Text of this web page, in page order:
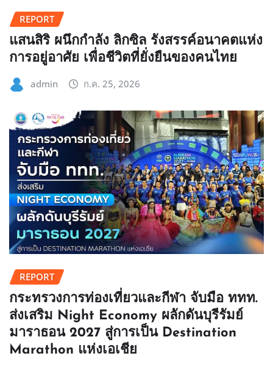
REPORT
แสนสิริ ผนึกกำลัง ลิกซิล รังสรรค์อนาคตแห่ง
การอยู่อาศัย เพื่อชีวิตที่ยั่งยืนของคนไทย
admin ก.ค. 25, 2026
REPORT
กระทรวงการท่องเที่ยวและกีฬา จับมือ ททท.
ส่งเสริม Night Economy ผลักดันบุรีรัมย์
มาราธอน 2027 สู่การเป็น Destination
Marathon แห่งเอเชีย